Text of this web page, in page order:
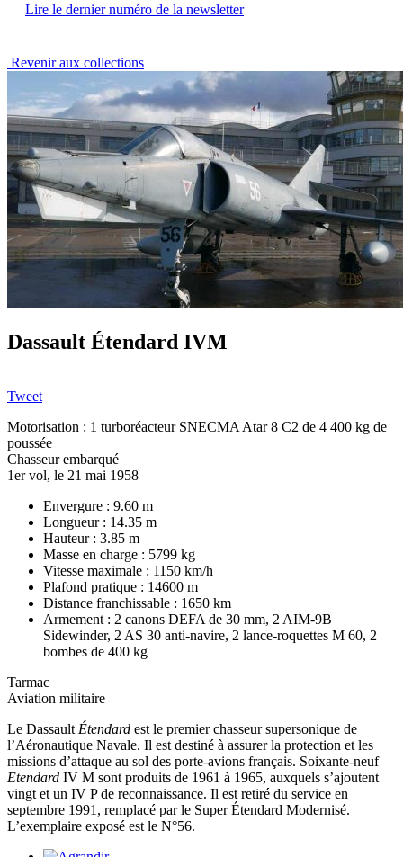
Lire le dernier numéro de la newsletter
Revenir aux collections
Dassault Étendard IVM
Tweet
Motorisation : 1 turboréacteur SNECMA Atar 8 C2 de 4 400 kg de
poussée
Chasseur embarqué
1er vol, le 21 mai 1958
Envergure : 9.60 m
Longueur : 14.35 m
Hauteur : 3.85 m
Masse en charge : 5799 kg
Vitesse maximale : 1150 km/h
Plafond pratique : 14600 m
Distance franchissable : 1650 km
Armement : 2 canons DEFA de 30 mm, 2 AIM-9B
Sidewinder, 2 AS 30 anti-navire, 2 lance-roquettes M 60, 2
bombes de 400 kg
Tarmac
Aviation militaire
Le Dassault Étendard est le premier chasseur supersonique de
l’Aéronautique Navale. Il est destiné à assurer la protection et les
missions d’attaque au sol des porte-avions français. Soixante-neuf
Etendard IV M sont produits de 1961 à 1965, auxquels s’ajoutent
vingt et un IV P de reconnaissance. Il est retiré du service en
septembre 1991, remplacé par le Super Étendard Modernisé.
L’exemplaire exposé est le N°56.